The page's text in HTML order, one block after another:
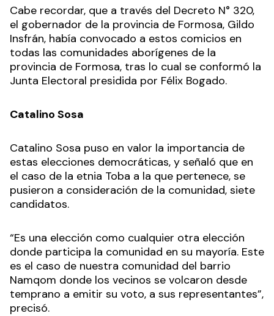
Cabe recordar, que a través del Decreto N° 320,
el gobernador de la provincia de Formosa, Gildo
Insfrán, había convocado a estos comicios en
todas las comunidades aborígenes de la
provincia de Formosa, tras lo cual se conformó la
Junta Electoral presidida por Félix Bogado.
Catalino Sosa
Catalino Sosa puso en valor la importancia de
estas elecciones democráticas, y señaló que en
el caso de la etnia Toba a la que pertenece, se
pusieron a consideración de la comunidad, siete
candidatos.
“Es una elección como cualquier otra elección
donde participa la comunidad en su mayoría. Este
es el caso de nuestra comunidad del barrio
Namqom donde los vecinos se volcaron desde
temprano a emitir su voto, a sus representantes”,
precisó.